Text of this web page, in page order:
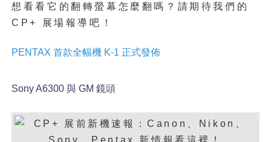
想看看它的翻轉螢幕怎麼翻嗎？請期待我們的
CP+ 展場報導吧！
PENTAX 首款全幅機 K-1 正式發佈
Sony A6300 與 GM 鏡頭